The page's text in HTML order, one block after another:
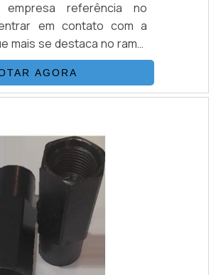
empresa referência no
em contato com a
mais se destaca no ramo,
um suporte completo
dúvidas sobre o
adquirido.MAIS
quer
de controle direcional
que preza pela
AGORA